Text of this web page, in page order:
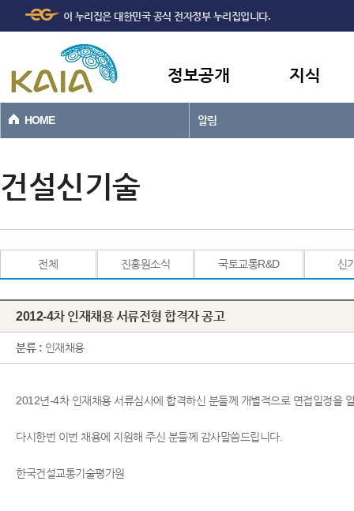
본문바로가기
이 누리집은 대한민국 공식 전자정부 누리집입니다.
정보공개 지식
HOME 알림
건설신기술
전체 진흥원소식 국토교통R&D 신
2012-4차 인재채용 서류전형 합격자 공고
분류 : 인재채용
2012년-4차 인재채용 서류심사에 합격하신 분들께 개별적으로 면접일정을
다시한번 이번 채용에 지원해 주신 분들께 감사말씀드립니다.
한국건설교통기술평가원